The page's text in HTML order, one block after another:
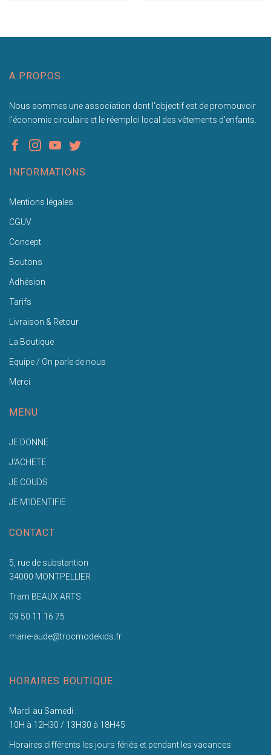
A PROPOS
Nous sommes une association dont l'objectif est de promouvoir
l'économie circulaire et le réemploi local des vêtements d'enfants.
INFORMATIONS
Mentions légales
CGUV
Concept
Boutons
Adhésion
Tarifs
Livraison & Retour
La Boutique
Equipe / On parle de nous
Merci
MENU
JE DONNE
J'ACHETE
JE COUDS
JE M'IDENTIFIE
CONTACT
5, rue de substantion
34000 MONTPELLIER
Tram BEAUX ARTS
09 50 11 16 75
marie-aude@trocmodekids.fr
HORAIRES BOUTIQUE
Mardi au Samedi :
10H à 12H30 / 13H30 à 18H45
Horaires différents les jours fériés et pendant les vacances